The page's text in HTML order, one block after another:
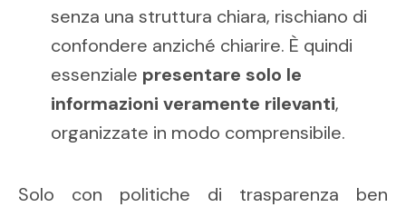
senza una struttura chiara, rischiano di
confondere anziché chiarire. È quindi
essenziale presentare solo le
informazioni veramente rilevanti,
organizzate in modo comprensibile.
Solo con politiche di trasparenza ben